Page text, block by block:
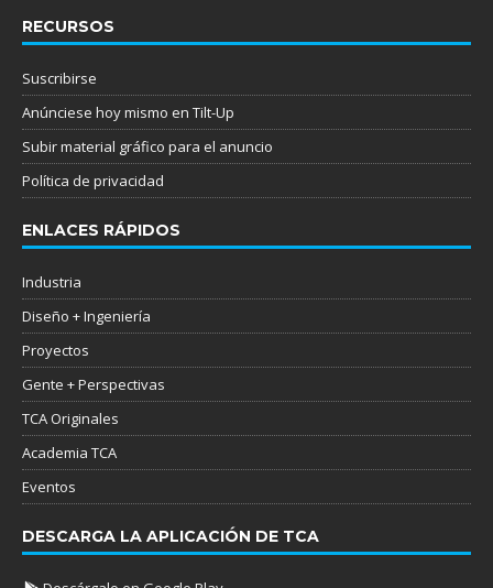
RECURSOS
Suscribirse
Anúnciese hoy mismo en Tilt-Up
Subir material gráfico para el anuncio
Política de privacidad
ENLACES RÁPIDOS
Industria
Diseño + Ingeniería
Proyectos
Gente + Perspectivas
TCA Originales
Academia TCA
Eventos
DESCARGA LA APLICACIÓN DE TCA